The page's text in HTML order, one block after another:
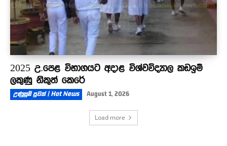
2025 උ.පෙළ විභාගයට අදාළ විශ්වවිද්‍යාල කඩඉම්
ලකුණු නිකුත් කෙරේ
උණුසුම් පුවත් | Hot News August 1, 2026
Load more